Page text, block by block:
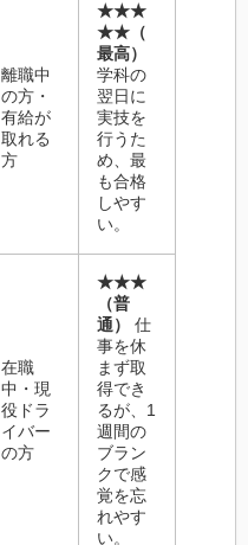
離職中
の方・
有給が
取れる
方
★★★
★★（
最高）
学科の
翌日に
実技を
行うた
め、最
も合格
しやす
い。
在職
中・現
役ドラ
イバー
の方
★★★
（普
通）
仕
事を休
まず取
得でき
るが、1
週間の
ブラン
クで感
覚を忘
れやす
い。